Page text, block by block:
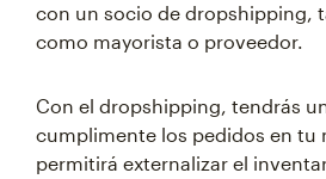
con un socio de dropshipping,
como mayorista o proveedor.
Con el dropshipping, tendrás
cumplimente los pedidos en tu
permitirá externalizar el